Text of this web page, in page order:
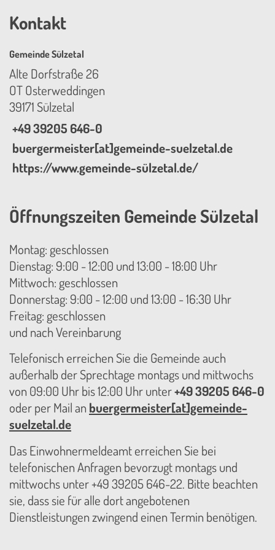
Kontakt
Gemeinde Sülzetal
Alte Dorfstraße 26
OT Osterweddingen
39171 Sülzetal
+49 39205 646-0
buergermeister[at]gemeinde-suelzetal.de
https://www.gemeinde-sülzetal.de/
Öffnungszeiten Gemeinde Sülzetal
Montag: geschlossen
Dienstag: 9:00 - 12:00 und 13:00 - 18:00 Uhr
Mittwoch: geschlossen
Donnerstag: 9:00 - 12:00 und 13:00 - 16:30 Uhr
Freitag: geschlossen
und nach Vereinbarung
Telefonisch erreichen Sie die Gemeinde auch
außerhalb der Sprechtage montags und mittwochs
von 09:00 Uhr bis 12:00 Uhr unter+49 39205 646-0
oder per Mail an buergermeister[at]gemeinde-
suelzetal.de
Das Einwohnermeldeamt erreichen Sie bei
telefonischen Anfragen bevorzugt montags und
mittwochs unter +49 39205 646-22. Bitte beachten
sie, dass sie für alle dort angebotenen
Dienstleistungen zwingend einen Termin benötigen.